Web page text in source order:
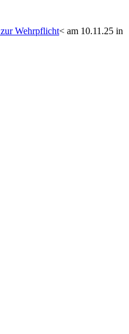
Wehrpflicht< am 10.11.25 in